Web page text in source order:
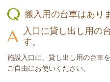
搬入用の台車はあり
入口に貸し出し用の
す。
施設入口に、貸し出し用の台車
ご自由にお使いください。